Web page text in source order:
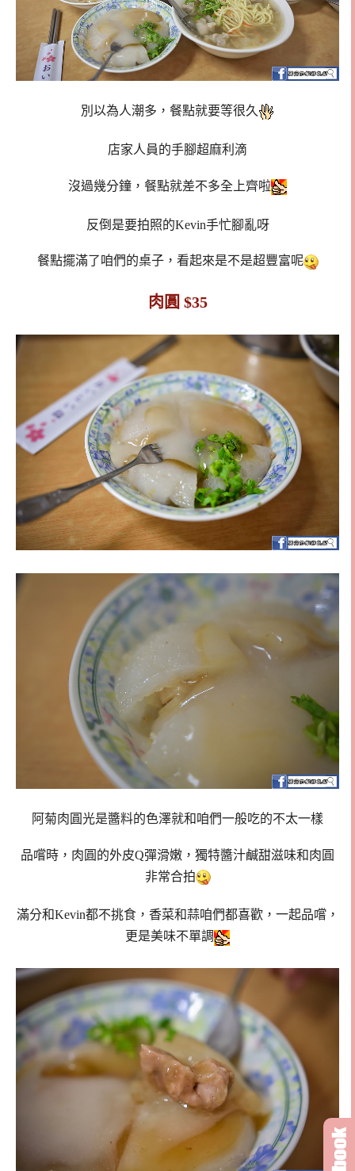
別以為人潮多，餐點就要等很久
店家人員的手腳超麻利滴
沒過幾分鐘，餐點就差不多全上齊啦
反倒是要拍照的Kevin手忙腳亂呀
餐點擺滿了咱們的桌子，看起來是不是超豐富呢
肉圓 $35
阿菊肉圓光是醬料的色澤就和咱們一般吃的不太一樣
品嚐時，肉圓的外皮Q彈滑嫩，獨特醬汁鹹甜滋味和肉圓
非常合拍
滿分和Kevin都不挑食，香菜和蒜咱們都喜歡，一起品嚐，
更是美味不單調